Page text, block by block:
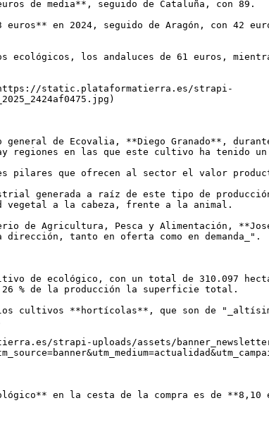
de media**, seguido de Cataluña, con 89.
en 2024, seguido de Aragón, con 42
ecológicos, los andaluces de 61 euros,
static.plataformatierra.es/strapi-
general de Ecovalia, **Diego Granado**,
regiones en las que este cultivo ha tenido un
que ofrecen al sector el valor
generada a raíz de este tipo de
vegetal a la cabeza, frente a la animal.
Agricultura, Pesca y Alimentación,
dirección, tanto en oferta como en demanda_".
de ecológico, con un total de 310.097
% de la producción la superficie total.
cultivos **hortícolas**, que son de
strapi-uploads/assets/
en la cesta de la compra es de